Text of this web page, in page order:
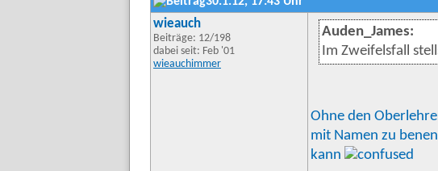
wieauch
Beiträge: 12/198
dabei seit: Feb '01
wieauchimmer
Auden_James:
Im Zweifelsfall
Ohne den
mit Namen zu
kann